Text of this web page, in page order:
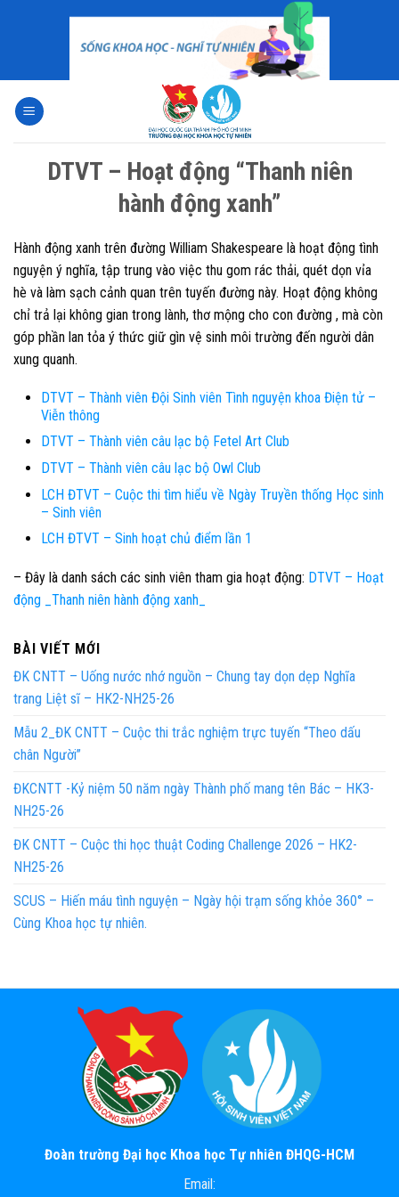
DTVT – Hoạt động “Thanh niên
hành động xanh”
Hành động xanh trên đường William Shakespeare là hoạt động tình
nguyện ý nghĩa, tập trung vào việc thu gom rác thải, quét dọn vỉa
hè và làm sạch cảnh quan trên tuyến đường này. Hoạt động không
chỉ trả lại không gian trong lành, thơ mộng cho con đường , mà còn
góp phần lan tỏa ý thức giữ gìn vệ sinh môi trường đến người dân
xung quanh.
DTVT – Thành viên Đội Sinh viên Tình nguyện khoa Điện tử –
Viễn thông
DTVT – Thành viên câu lạc bộ Fetel Art Club
DTVT – Thành viên câu lạc bộ Owl Club
LCH ĐTVT – Cuộc thi tìm hiểu về Ngày Truyền thống Học sinh
– Sinh viên
LCH ĐTVT – Sinh hoạt chủ điểm lần 1
– Đây là danh sách các sinh viên tham gia hoạt động: DTVT – Hoạt
động _Thanh niên hành động xanh_
BÀI VIẾT MỚI
ĐK CNTT – Uống nước nhớ nguồn – Chung tay dọn dẹp Nghĩa
trang Liệt sĩ – HK2-NH25-26
Mẫu 2_ĐK CNTT – Cuộc thi trắc nghiệm trực tuyến “Theo dấu
chân Người”
ĐKCNTT -Kỷ niệm 50 năm ngày Thành phố mang tên Bác – HK3-
NH25-26
ĐK CNTT – Cuộc thi học thuật Coding Challenge 2026 – HK2-
NH25-26
SCUS – Hiến máu tình nguyện – Ngày hội trạm sống khỏe 360° –
Cùng Khoa học tự nhiên.
Đoàn trường Đại học Khoa học Tự nhiên ĐHQG-HCM
Email: